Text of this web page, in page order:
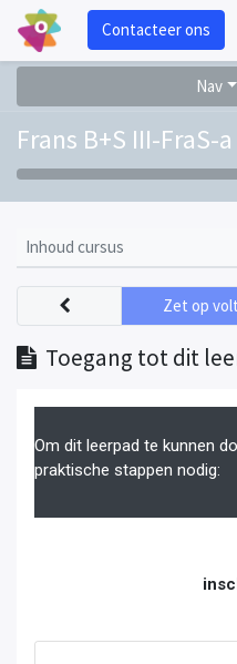
Contacteer ons
Nav
Frans B+S III-FraS-a
Inhoud cursus
Toegang tot dit
Zet op
Om dit leerpad te kunnen
praktische stappen nodig: